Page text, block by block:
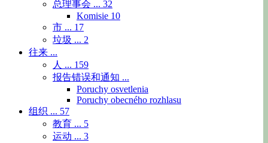
总理事会 ... 32
Komisie 10
市 ... 17
垃圾 ... 2
往来 ...
人 ... 159
报告错误和通知 ...
Poruchy osvetlenia
Poruchy obecného rozhlasu
组织 ... 57
教育 ... 5
运动 ... 3